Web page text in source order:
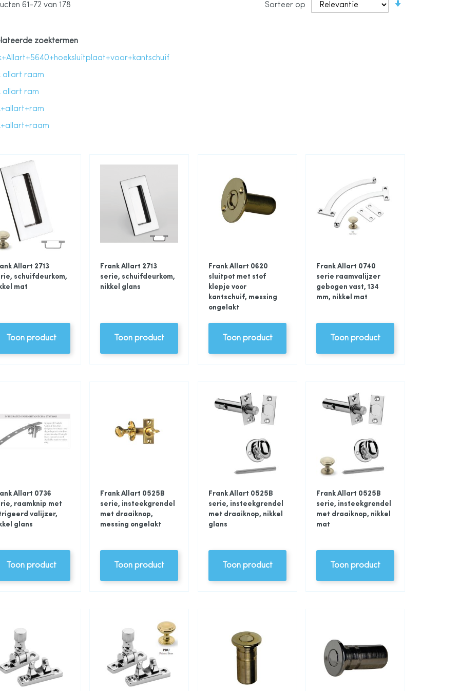
61-72 van 178 Sorteer op
zoektermen
allart raam
allart ram
Allart 2713
schuifdeurkom,
mat
Toon product
Frank Allart 2713
serie, schuifdeurkom,
nikkel glans
Toon product
Frank Allart 0620
sluitpot met stof
klepje voor
kantschuif, messing
ongelakt
Toon product
Frank Allart 0740
serie raamvalijzer
gebogen vast, 134
mm, nikkel mat
Toon product
Allart 0736
raamknip met
valijzer,
glans
Toon product
Frank Allart 0525B
serie, insteekgrendel
met draaiknop,
messing ongelakt
Toon product
Frank Allart 0525B
serie, insteekgrendel
met draaiknop, nikkel
glans
Toon product
Frank Allart 0525B
serie, insteekgrendel
met draaiknop, nikkel
mat
Toon product